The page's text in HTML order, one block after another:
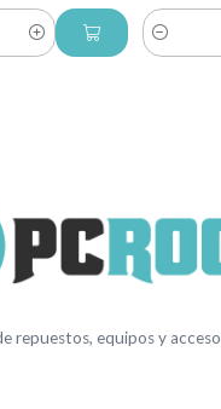
Cantidad
repuestos, equipos y